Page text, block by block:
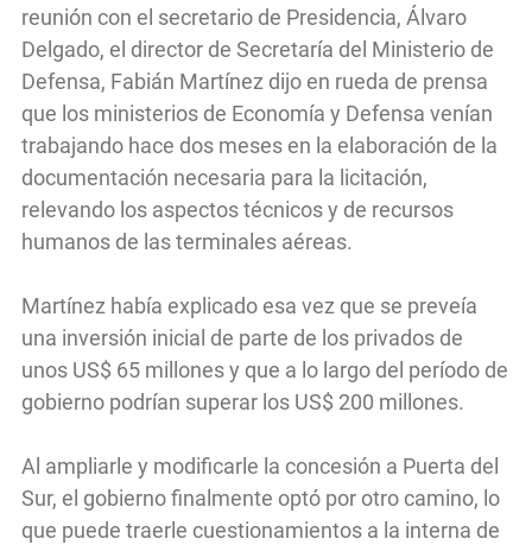
reunión con el secretario de Presidencia, Álvaro
Delgado, el director de Secretaría del Ministerio de
Defensa, Fabián Martínez dijo en rueda de prensa
que los ministerios de Economía y Defensa venían
trabajando hace dos meses en la elaboración de la
documentación necesaria para la licitación,
relevando los aspectos técnicos y de recursos
humanos de las terminales aéreas.
Martínez había explicado esa vez que se preveía
una inversión inicial de parte de los privados de
unos US$ 65 millones y que a lo largo del período de
gobierno podrían superar los US$ 200 millones.
Al ampliarle y modificarle la concesión a Puerta del
Sur, el gobierno finalmente optó por otro camino, lo
que puede traerle cuestionamientos a la interna de